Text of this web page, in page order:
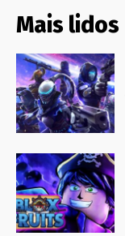
Mais lidos